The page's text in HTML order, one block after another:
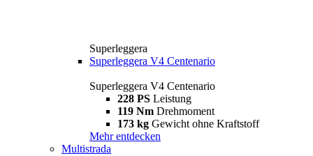
Superleggera
Superleggera V4 Centenario
Superleggera V4 Centenario
228 PS Leistung
119 Nm Drehmoment
173 kg Gewicht ohne Kraftstoff
Mehr entdecken
Multistrada